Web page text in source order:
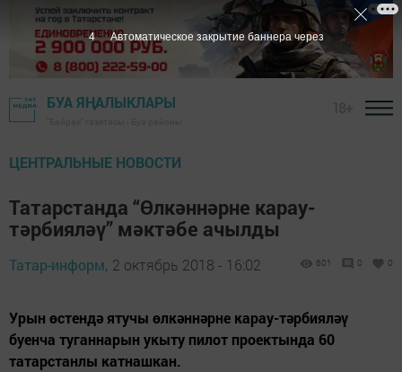
БУА ЯҢАЛЫКЛАРЫ
ЦЕНТРАЛЬНЫЕ НОВОСТИ
Татарстанда “Өлкәннәрне карау-
тәрбияләү” мәктәбе ачылды
Татар-информ, 2 октябрь 2018 - 16:02 601 0 0
Урын өстендә ятучы өлкәннәрне карау-тәрбияләү
буенча туганнарын укыту пилот проектында 60
татарстанлы катнашкан.
3 Автоматическое закрытие баннера через